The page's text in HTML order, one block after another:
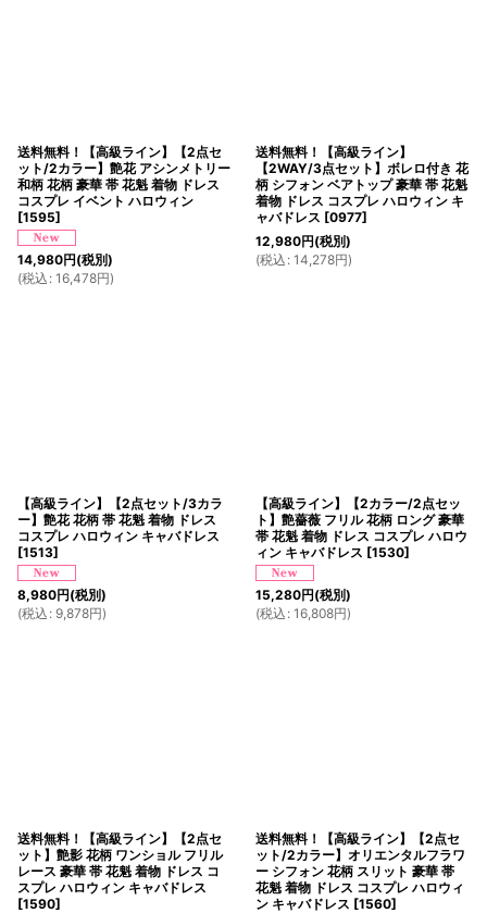
送料無料！【高級ライン】【2点セ
ット/2カラー】艶花 アシンメトリー
和柄 花柄 豪華 帯 花魁 着物 ドレス
コスプレ イベント ハロウィン
[1595]
14,980円(税別)
(税込 : 16,478円)
送料無料！【高級ライン】
【2WAY/3点セット】ボレロ付き 花
柄 シフォン ベアトップ 豪華 帯 花魁
着物 ドレス コスプレ ハロウィン キ
ャバドレス [0977]
12,980円(税別)
(税込 : 14,278円)
【高級ライン】【2点セット/3カラ
ー】艶花 花柄 帯 花魁 着物 ドレス
コスプレ ハロウィン キャバドレス
[1513]
8,980円(税別)
(税込 : 9,878円)
【高級ライン】【2カラー/2点セッ
ト】艶薔薇 フリル 花柄 ロング 豪華
帯 花魁 着物 ドレス コスプレ ハロウ
ィン キャバドレス [1530]
15,280円(税別)
(税込 : 16,808円)
送料無料！【高級ライン】【2点セ
ット】艶影 花柄 ワンショル フリル
レース 豪華 帯 花魁 着物 ドレス コ
スプレ ハロウィン キャバドレス
[1590]
送料無料！【高級ライン】【2点セ
ット/2カラー】オリエンタルフラワ
ー シフォン 花柄 スリット 豪華 帯
花魁 着物 ドレス コスプレ ハロウィ
ン キャバドレス [1560]